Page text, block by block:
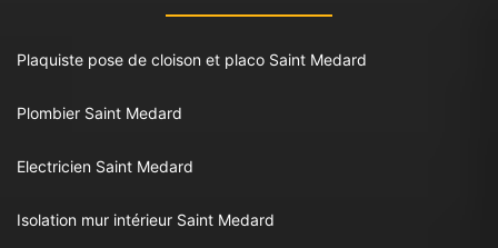
Plaquiste pose de cloison et placo Saint Medard
Plombier Saint Medard
Electricien Saint Medard
Isolation mur intérieur Saint Medard